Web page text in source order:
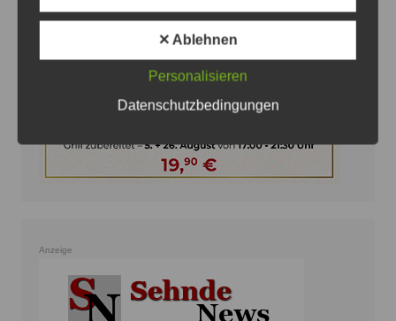
Anzeige
✕ Ablehnen
Personalisieren
Datenschutzbedingungen